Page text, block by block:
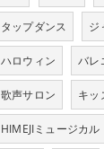
タップダンス ジ
ハロウィン バレ
歌声サロン キッ
HIMEJIミュージカル